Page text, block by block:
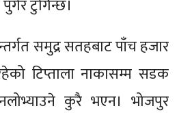
टुंगिन्छ।
समुद्र सतहबाट पाँच हजार
टिप्ताला नाकासम्म सडक
कुरै भएन। भोजपुर